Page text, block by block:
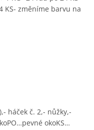
KS- změníme barvu na
háček č. 2,- nůžky,-
okoKS…